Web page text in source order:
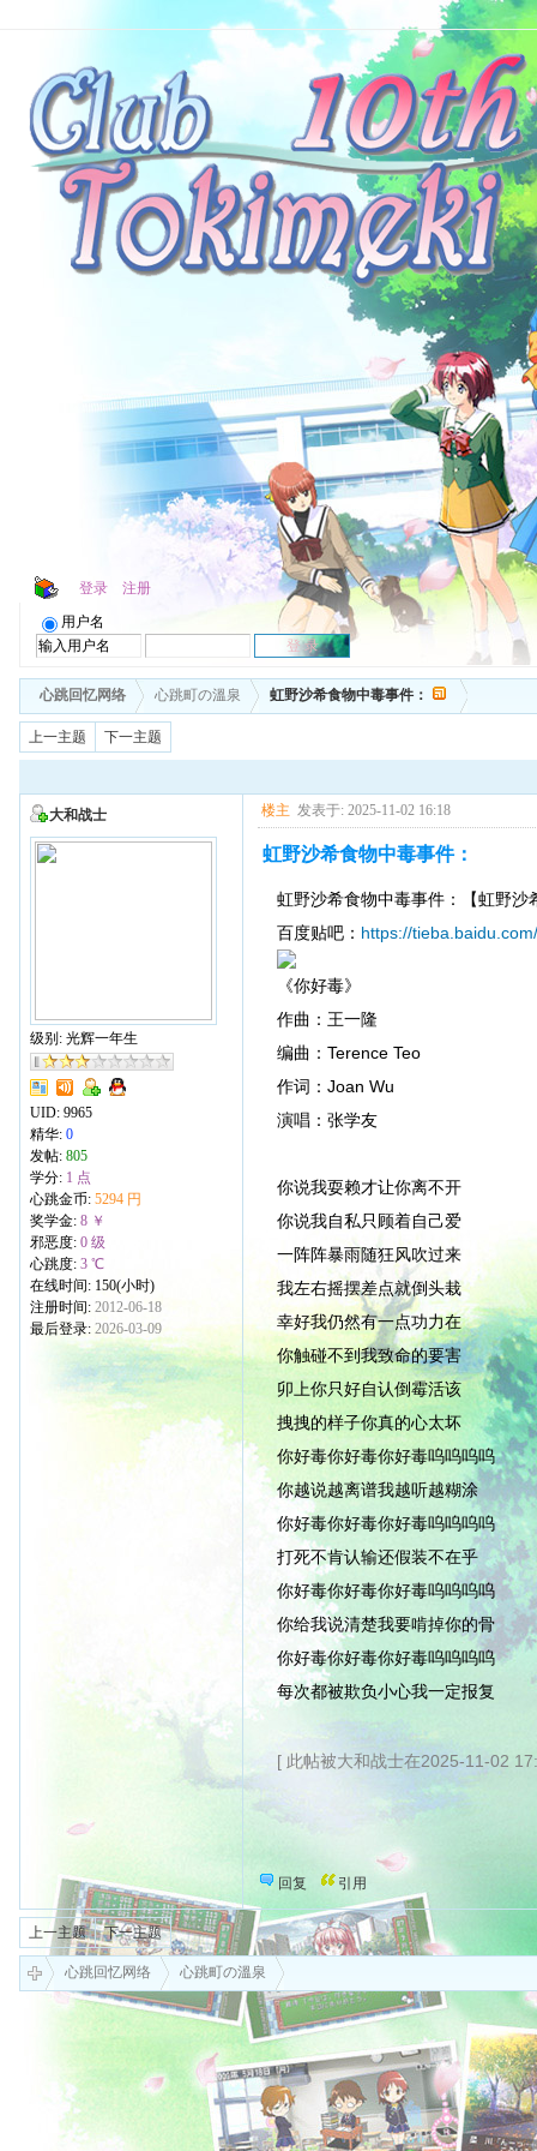
登录 注册
用户名
心跳回忆网络 心跳町の溫泉 虹野沙希食物中毒事件：
上一主题 下一主题
大和战士
级别: 光辉一年生
UID: 9965
精华: 0
发帖: 805
学分: 1 点
心跳金币: 5294 円
奖学金: 8 ￥
邪恶度: 0 级
心跳度: 3 ℃
在线时间: 150(小时)
注册时间: 2012-06-18
最后登录: 2026-03-09
楼主 发表于: 2025-11-02 16:18
虹野沙希食物中毒事件：
虹野沙希食物中毒事件：【虹野沙
百度贴吧： https://
《你好毒》
作曲：王一隆
编曲：Terence Teo
作词：Joan Wu
演唱：张学友
你说我耍赖才让你离不开
你说我自私只顾着自己爱
一阵阵暴雨随狂风吹过来
我左右摇摆差点就倒头栽
幸好我仍然有一点功力在
你触碰不到我致命的要害
卯上你只好自认倒霉活该
拽拽的样子你真的心太坏
你好毒你好毒你好毒呜呜呜呜
你越说越离谱我越听越糊涂
你好毒你好毒你好毒呜呜呜呜
打死不肯认输还假装不在乎
你好毒你好毒你好毒呜呜呜呜
你给我说清楚我要啃掉你的骨
你好毒你好毒你好毒呜呜呜呜
每次都被欺负小心我一定报复
[ 此帖被大和战士在2025-11-02
回复 引用
上一主题 下一主题
心跳回忆网络 心跳町の溫泉